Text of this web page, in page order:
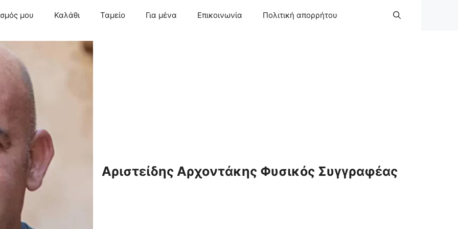
μου Καλάθι Ταμείο Για μένα Επικοινωνία Πολιτική απορρήτου
Αριστείδης Αρχοντάκης Φυσικός Συγγραφέας